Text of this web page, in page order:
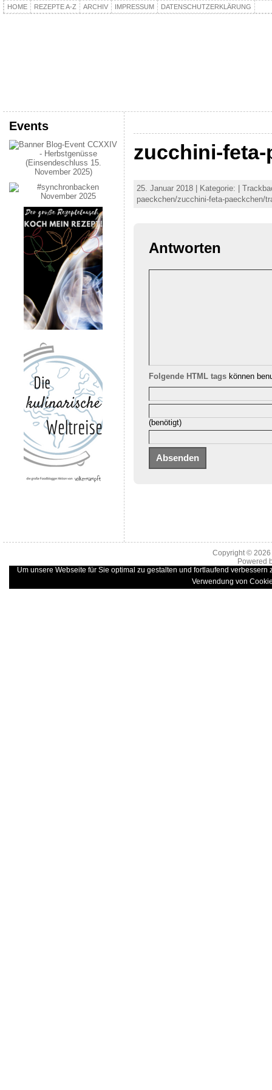
HOME REZEPTE A-Z ARCHIV IMPRESSUM DATENSCHUTZERKLÄRUNG
Events
zucchini-
25. Januar 2018 | Kategorie: |
paeckchen/zucchini-feta-paeckchen/
Antworten
Folgende HTML tagskönnen
(benötigt)
Copyright ©
Powered
Um unsere Webseite für Sie optimal zu gestalten und fortlaufend
Verwendung von